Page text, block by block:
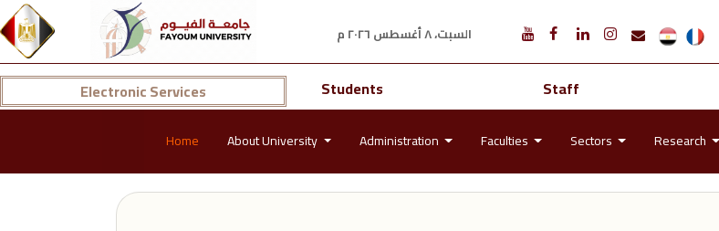
السبت، ٨ أغسطس ٢٠٢٦ م
Electronic Services Students Staff
Home About University Administration Faculties Sectors Research